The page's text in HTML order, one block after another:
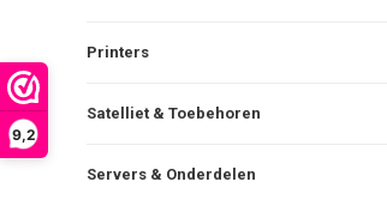
9,2
Printers
Satelliet & Toebehoren
Servers & Onderdelen